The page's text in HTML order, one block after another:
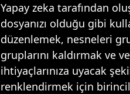
Yapay zeka tarafından
dosyanızı olduğu gibi
düzenlemek, nesneleri
gruplarını kaldırmak ve
ihtiyaçlarınıza uyacak
renklendirmek için